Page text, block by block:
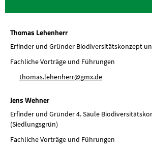
Thomas Lehenherr
Erfinder und Gründer Biodiversitätskonzept
Fachliche Vorträge und Führungen
th m s l h nh rr gmxd
Jens Wehner
Erfinder und Gründer 4. Säule
(Siedlungsgrün)
Fachliche Vorträge und Führungen